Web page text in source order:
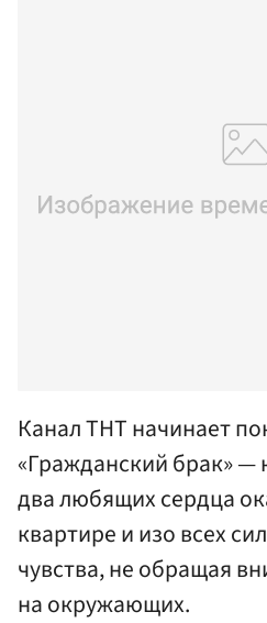
Канал ТНТ начинает
«Гражданский брак» —
два любящих сердца
квартире и изо всех
чувства, не обращая
на окружающих.